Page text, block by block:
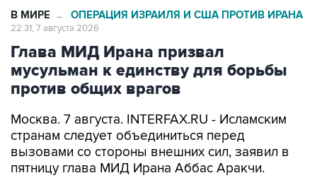
В МИРЕ → ОПЕРАЦИЯ ИЗРАИЛЯ И США ПРОТИВ ИРАНА
22:31, 7 августа 2026
Глава МИД Ирана призвал
мусульман к единству для борьбы
против общих врагов
Москва. 7 августа. INTERFAX.RU - Исламским
странам следует объединиться перед
вызовами со стороны внешних сил, заявил в
пятницу глава МИД Ирана Аббас Аракчи.